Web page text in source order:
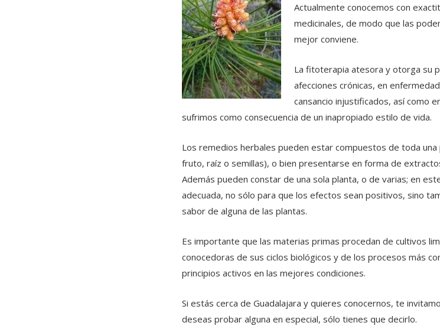
Actualmente conocemos con
medicinales, de modo que las
mejor conviene.
La fitoterapia atesora y otorga su
afecciones crónicas, en
cansancio injustificados, así como
sufrimos como consecuencia de un inapropiado estilo de vida.
Los remedios herbales pueden estar compuestos de toda
fruto, raíz o semillas), o bien presentarse en forma de
Además pueden constar de una sola planta, o de varias; en
adecuada, no sólo para que los efectos sean positivos, sino
sabor de alguna de las plantas.
Es importante que las materias primas procedan de cultivos
conocedoras de sus ciclos biológicos y de los procesos más
principios activos en las mejores condiciones.
Si estás cerca de Guadalajara y quieres conocernos, te
deseas probar alguna en especial, sólo tienes que decirlo.